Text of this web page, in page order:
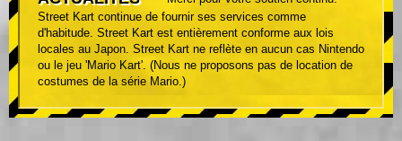
Street Kart continue de fournir ses services comme
d'habitude. Street Kart est entièrement conforme aux lois
locales au Japon. Street Kart ne reflète en aucun cas Nintendo
ou le jeu 'Mario Kart'. (Nous ne proposons pas de location de
costumes de la série Mario.)